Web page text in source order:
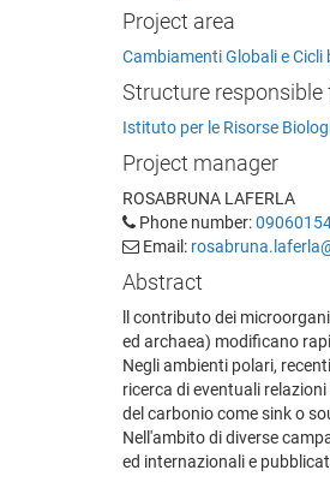
Project area
Cambiamenti Globali e
Structure
Istituto per le Risorse
Project manager
ROSABRUNA LAFERLA
Phone number:
Email:
Abstract
ll contributo dei
ed archaea) modificano
Negli ambienti polari,
ricerca di eventuali
del carbonio come sink o
Nell'ambito di diverse
ed internazionali e